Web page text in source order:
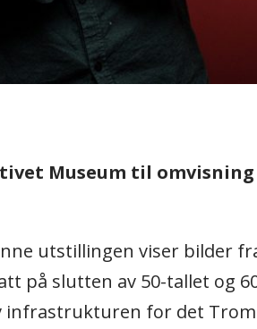
Museum til
utstillingen viser bilder
på slutten av 50-tallet og
for det